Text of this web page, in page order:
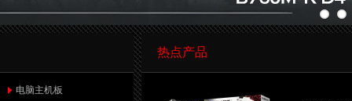
电脑主机板
热点产品